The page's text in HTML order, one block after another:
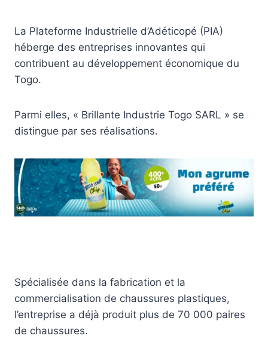
La Plateforme Industrielle d’Adéticopé (PIA)
héberge des entreprises innovantes qui
contribuent au développement économique du
Togo.
Parmi elles, « Brillante Industrie Togo SARL » se
distingue par ses réalisations.
Spécialisée dans la fabrication et la
commercialisation de chaussures plastiques,
l’entreprise a déjà produit plus de 70 000 paires
de chaussures.